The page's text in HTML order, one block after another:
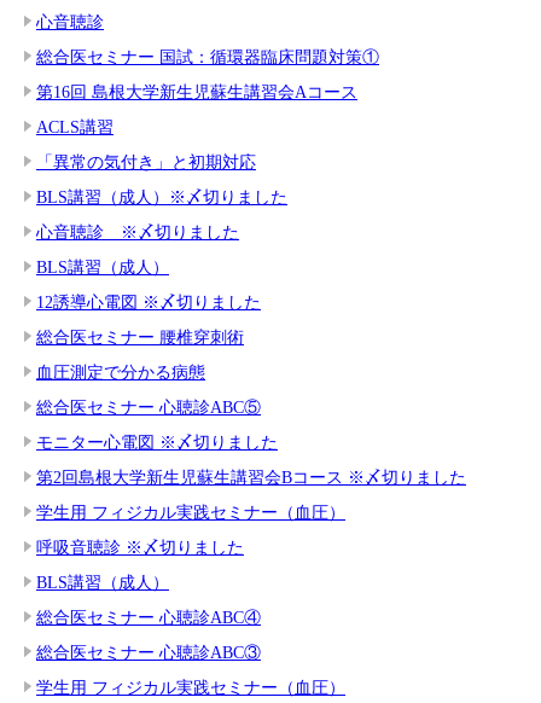
心音聴診
総合医セミナー 国試：循環器臨床問題対策①
第16回 島根大学新生児蘇生講習会Aコース
ACLS講習
「異常の気付き」と初期対応
BLS講習（成人）※〆切りました
心音聴診 ※〆切りました
BLS講習（成人）
12誘導心電図 ※〆切りました
総合医セミナー 腰椎穿刺術
血圧測定で分かる病態
総合医セミナー 心聴診ABC⑤
モニター心電図 ※〆切りました
第2回島根大学新生児蘇生講習会Bコース ※〆切りました
学生用 フィジカル実践セミナー（血圧）
呼吸音聴診 ※〆切りました
BLS講習（成人）
総合医セミナー 心聴診ABC④
総合医セミナー 心聴診ABC③
学生用 フィジカル実践セミナー（血圧）